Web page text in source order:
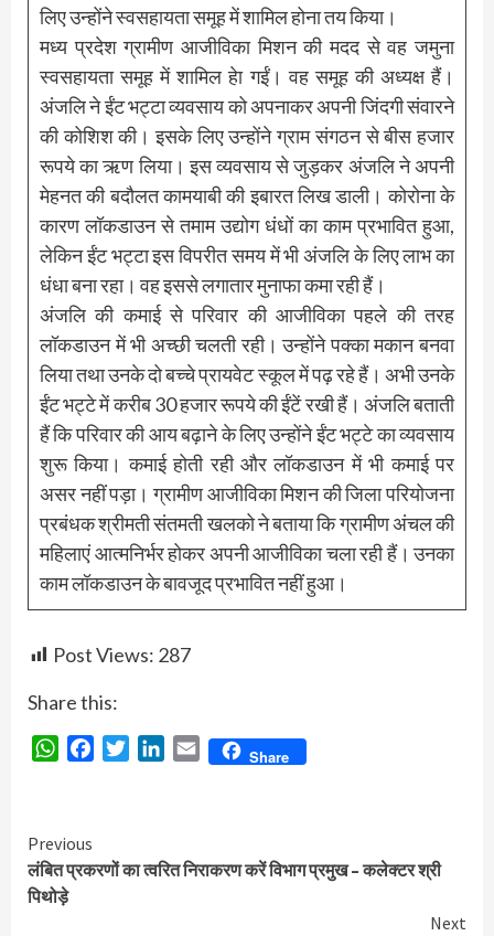
लिए उन्होंने स्वसहायता समूह में शामिल होना तय किया।
मध्य प्रदेश ग्रामीण आजीविका मिशन की मदद से वह जमुना
स्वसहायता समूह में शामिल हेा गईं। वह समूह की अध्यक्ष हैं।
अंजलि ने ईंट भट्टा व्यवसाय को अपनाकर अपनी जिंदगी संवारने
की कोशिश की। इसके लिए उन्होंने ग्राम संगठन से बीस हजार
रूपये का ऋण लिया। इस व्यवसाय से जुड़कर अंजलि ने अपनी
मेहनत की बदौलत कामयाबी की इबारत लिख डाली। कोरोना के
कारण लॉकडाउन से तमाम उद्योग धंधों का काम प्रभावित हुआ,
लेकिन ईंट भट्टा इस विपरीत समय में भी अंजलि के लिए लाभ का
धंधा बना रहा। वह इससे लगातार मुनाफा कमा रही हैं।
अंजलि की कमाई से परिवार की आजीविका पहले की तरह
लॉकडाउन में भी अच्छी चलती रही। उन्होंने पक्का मकान बनवा
लिया तथा उनके दो बच्चे प्रायवेट स्कूल में पढ़ रहे हैं। अभी उनके
ईंट भट्टे में करीब 30 हजार रूपये की ईंटें रखी हैं। अंजलि बताती
हैं कि परिवार की आय बढ़ाने के लिए उन्होंने ईंट भट्टे का व्यवसाय
शुरू किया। कमाई होती रही और लॉकडाउन में भी कमाई पर
असर नहीं पड़ा। ग्रामीण आजीविका मिशन की जिला परियोजना
प्रबंधक श्रीमती संतमती खलको ने बताया कि ग्रामीण अंचल की
महिलाएं आत्मनिर्भर होकर अपनी आजीविका चला रही हैं। उनका
काम लॉकडाउन के बावजूद प्रभावित नहीं हुआ।
Post Views: 287
Share this:
WhatsAppFacebookTwitterLinkedIn
Email Share
Continue
Reading
Previous
लंबित प्रकरणों का त्वरित निराकरण करें विभाग प्रमुख – कलेक्टर श्री
पिथोड़े
Next